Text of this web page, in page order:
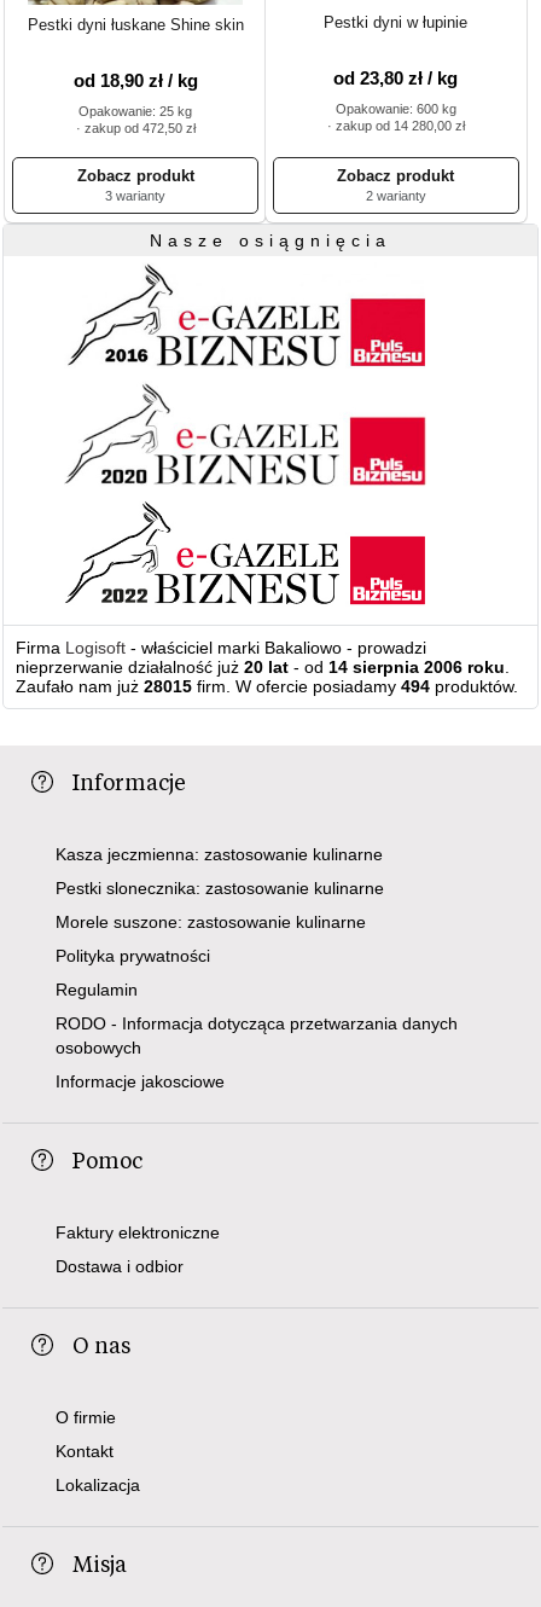
Pestki dyni łuskane Shine skin
od 18,90 zł / kg
Opakowanie: 25 kg
· zakup od 472,50 zł
3 warianty
Pestki dyni w łupinie
od 23,80 zł / kg
Opakowanie: 600 kg
· zakup od 14 280,00 zł
2 warianty
Nasze osiągnięcia
Firma Logisoft - właściciel marki Bakaliowo - prowadzi
nieprzerwanie działalność już20 lat - od 14 sierpnia 2006 roku
Zaufało nam już28015 firm. W ofercie posiadamy494 produktów.
Informacje
Kasza jeczmienna: zastosowanie kulinarne
Pestki slonecznika: zastosowanie kulinarne
Morele suszone: zastosowanie kulinarne
Polityka prywatności
Regulamin
RODO - Informacja dotycząca przetwarzania danych
osobowych
Informacje jakosciowe
Pomoc
Faktury elektroniczne
Dostawa i odbior
O nas
O firmie
Kontakt
Lokalizacja
Misja